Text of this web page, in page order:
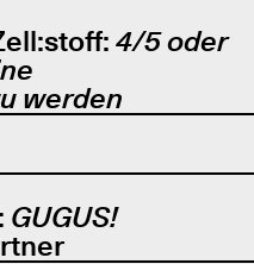
4/5 oder
werden
GUGUS!